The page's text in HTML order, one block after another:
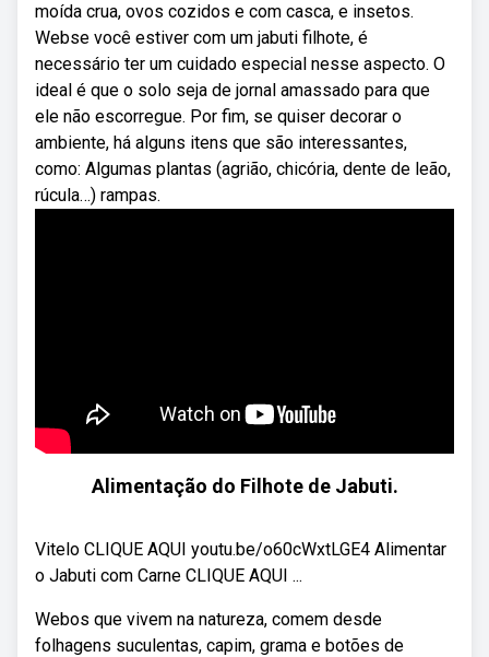
moída crua, ovos cozidos e com casca, e insetos.
Webse você estiver com um jabuti filhote, é
necessário ter um cuidado especial nesse aspecto. O
ideal é que o solo seja de jornal amassado para que
ele não escorregue. Por fim, se quiser decorar o
ambiente, há alguns itens que são interessantes,
como: Algumas plantas (agrião, chicória, dente de leão,
rúcula…) rampas.
Alimentação do Filhote de Jabuti.
Vitelo CLIQUE AQUI youtu.be/o60cWxtLGE4 Alimentar
o Jabuti com Carne CLIQUE AQUI ...
Webos que vivem na natureza, comem desde
folhagens suculentas, capim, grama e botões de